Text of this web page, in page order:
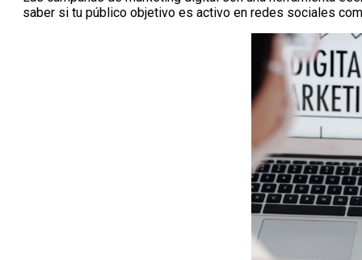
saber si tu público objetivo es activo en redes sociales